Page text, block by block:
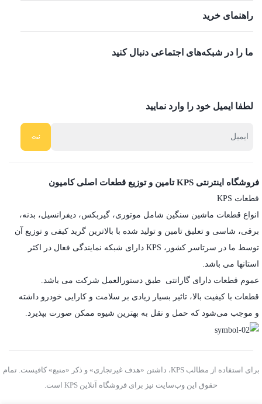
راهنمای خرید
ما را در شبکه‌های اجتماعی دنبال کنید
لطفا ایمیل خود را وارد نمایید
فروشگاه اینترنتی KPS تامین و توزیع قطعات اصلی کامیون
قطعات KPS
انواع قطعات ماشین سنگین شامل موتوری، گیربکس، دیفرانسیل، بدنه،
برقی، شاسی و تعلیق تامین و تولید شده با بالاترین گرید کیفی و توزیع آن
توسط ما در سرتاسر کشور، KPS دارای شبکه نمایندگی فعال در اکثر
استانها می باشد.
عموم قطعات دارای گارانتی طبق دستورالعمل شرکت می باشد.
قطعات با کیفیت بالا، تاثیر بسیار زیادی بر سلامت و کارایی خودرو داشته
و موجب می‌شود که حمل و نقل به بهترین شیوه ممکن صورت بپذیرد.
برای استفاده از مطالب KPS، داشتن «هدف غیرتجاری» و ذکر «منبع» کافیست. تمام
حقوق اين وب‌سايت نیز برای فروشگاه آنلاین KPS است.